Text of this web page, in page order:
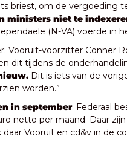
briest, om de vergoeding
ministers niet te
(N-VA) voerde in
Vooruit-voorzitter Conner
dit tijdens de
Dit is iets van de
worden.”
in september. Federaal
netto per maand. Daar
Vooruit en cd&v in de